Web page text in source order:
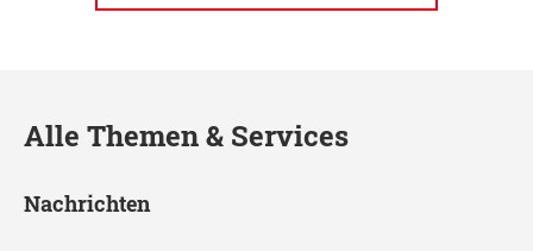
Alle Themen & Services
Nachrichten